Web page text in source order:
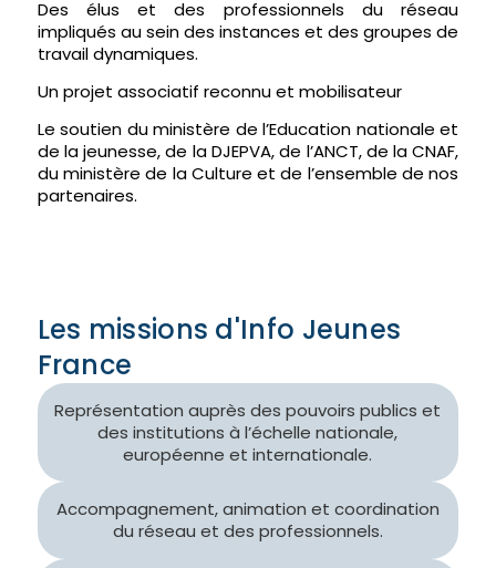
Des élus et des professionnels du réseau
impliqués au sein des instances et des groupes de
travail dynamiques.
Un projet associatif reconnu et mobilisateur
Le soutien du ministère de l’Education nationale et
de la jeunesse, de la DJEPVA, de l’ANCT, de la CNAF,
du ministère de la Culture et de l’ensemble de nos
partenaires.
Les missions d'Info Jeunes
France
Représentation auprès des pouvoirs publics et
des institutions à l’échelle nationale,
européenne et internationale.
Accompagnement, animation et coordination
du réseau et des professionnels.